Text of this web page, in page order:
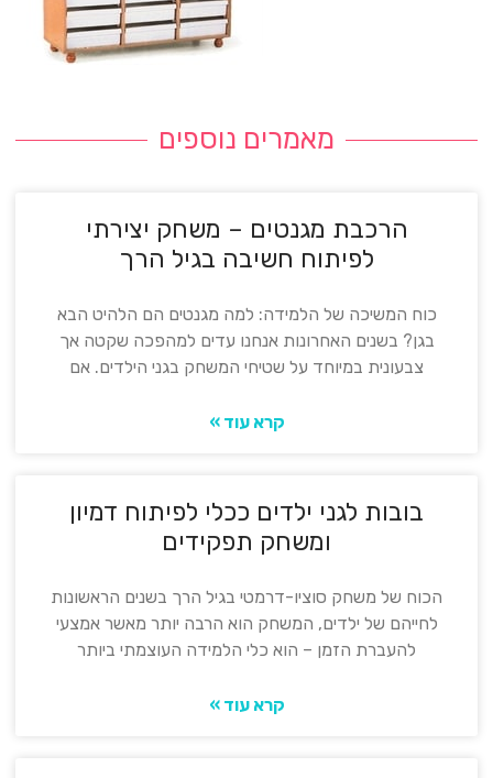
מאמרים נוספים
הרכבת מגנטים – משחק יצירתי
לפיתוח חשיבה בגיל הרך
כוח המשיכה של הלמידה: למה מגנטים הם הלהיט הבא
בגן? בשנים האחרונות אנחנו עדים למהפכה שקטה אך
צבעונית במיוחד על שטיחי המשחק בגני הילדים. אם
קרא עוד »
בובות לגני ילדים ככלי לפיתוח דמיון
ומשחק תפקידים
הכוח של משחק סוציו-דרמטי בגיל הרך בשנים הראשונות
לחייהם של ילדים, המשחק הוא הרבה יותר מאשר אמצעי
להעברת הזמן – הוא כלי הלמידה העוצמתי ביותר
קרא עוד »